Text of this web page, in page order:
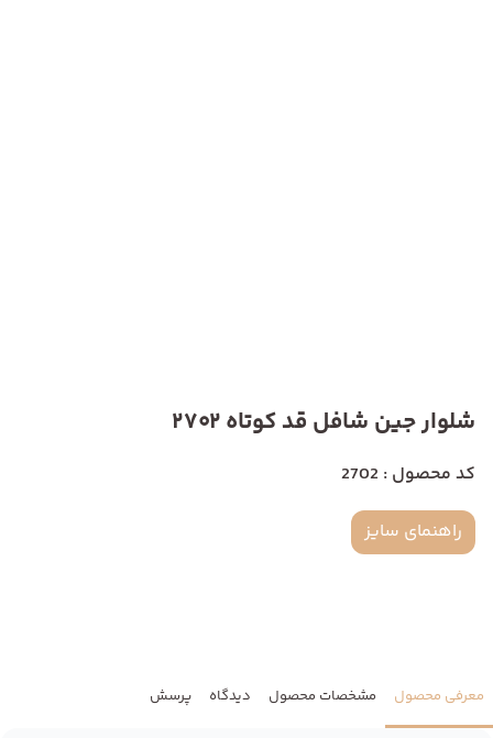
شلوار جین شافل قد کوتاه 2702
کد محصول : 2702
راهنمای سایز
معرفی محصول مشخصات محصول دیدگاه پرسش